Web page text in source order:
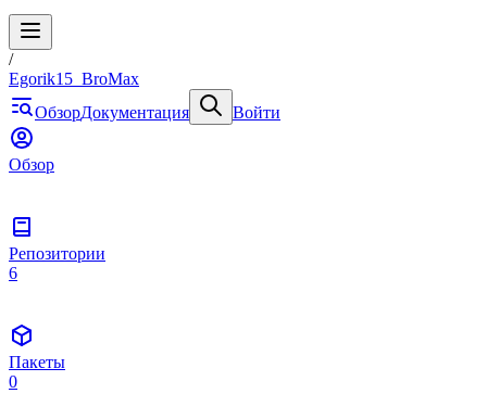
/
Egorik15_BroMax
ОбзорДокументация Войти
Обзор
Репозитории
6
Пакеты
0